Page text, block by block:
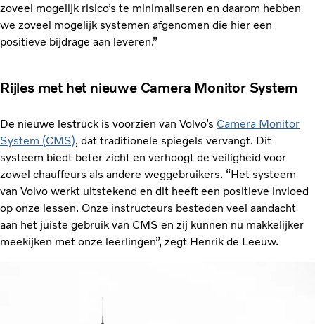
zoveel mogelijk risico’s te minimaliseren en daarom hebben
we zoveel mogelijk systemen afgenomen die hier een
positieve bijdrage aan leveren.”
Rijles met het nieuwe Camera Monitor System
De nieuwe lestruck is voorzien van Volvo’s Camera Monitor
System (CMS), dat traditionele spiegels vervangt. Dit
systeem biedt beter zicht en verhoogt de veiligheid voor
zowel chauffeurs als andere weggebruikers. “Het systeem
van Volvo werkt uitstekend en dit heeft een positieve invloed
op onze lessen. Onze instructeurs besteden veel aandacht
aan het juiste gebruik van CMS en zij kunnen nu makkelijker
meekijken met onze leerlingen”, zegt Henrik de Leeuw.